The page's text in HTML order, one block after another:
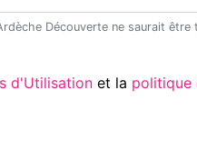
d'Utilisation et la